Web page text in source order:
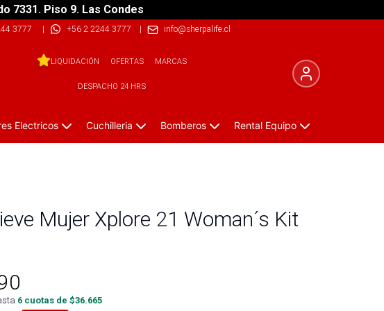
7331. Piso 9. Las Condes
3777 | +56 2 2244 3777 | info@sherpalife.cl
LIQUIDACIÓN OFERTAS MARCAS
DESPACHO 24 HRS
Electricos Cuchilleria Bomberos Rental Equipo
Mujer Xplore 21 Woman´s Kit
6 cuotas de $36.665